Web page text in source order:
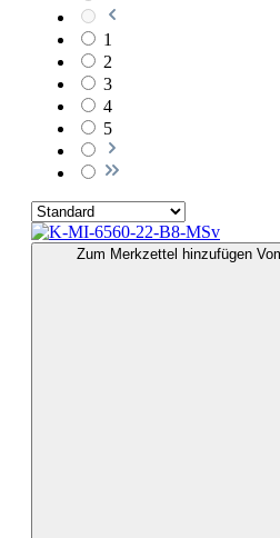
1
2
3
4
5
Zum Merkzettel hinzufügen